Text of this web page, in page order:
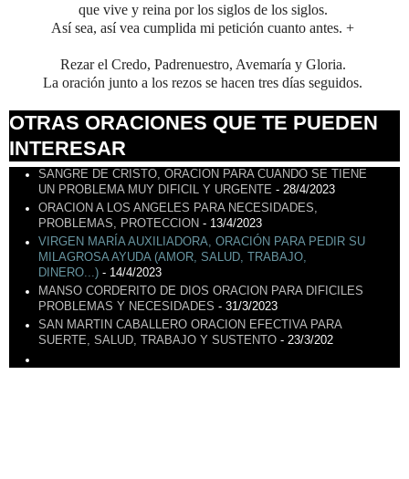
que vive y reina por los siglos de los siglos.
Así sea, así vea cumplida mi petición cuanto antes. +
Rezar el Credo, Padrenuestro, Avemaría y Gloria.
La oración junto a los rezos se hacen tres días seguidos.
OTRAS ORACIONES QUE TE PUEDEN
INTERESAR
SANGRE DE CRISTO, ORACION PARA CUANDO SE TIENE
UN PROBLEMA MUY DIFICIL Y URGENTE - 28/4/2023
ORACION A LOS ANGELES PARA NECESIDADES,
PROBLEMAS, PROTECCION - 13/4/2023
VIRGEN MARÍA AUXILIADORA, ORACIÓN PARA PEDIR SU
MILAGROSA AYUDA (AMOR, SALUD, TRABAJO,
DINERO...)- 14/4/2023
MANSO CORDERITO DE DIOS ORACION PARA DIFICILES
PROBLEMAS Y NECESIDADES - 31/3/2023
SAN MARTIN CABALLERO ORACION EFECTIVA PARA
SUERTE, SALUD, TRABAJO Y SUSTENTO- 23/3/202